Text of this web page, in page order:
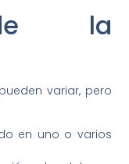
la
variar, pero
en uno o varios